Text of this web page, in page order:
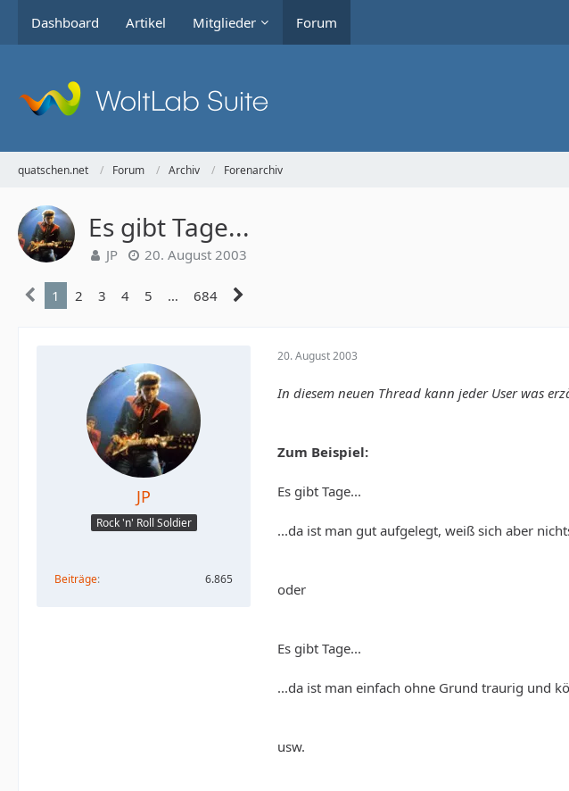
Dashboard Artikel Mitglieder Forum
quatschen.net Forum Archiv Forenarchiv
Es gibt Tage...
JP 20. August 2003
1 2 3 4 5 … 684
JP
Rock 'n' Roll Soldier
Beiträge 6.865
20. August 2003
In diesem neuen Thread kann jeder User was
Zum Beispiel:
Es gibt Tage...
...da ist man gut aufgelegt, weiß sich aber
oder
Es gibt Tage...
...da ist man einfach ohne Grund traurig und
usw.